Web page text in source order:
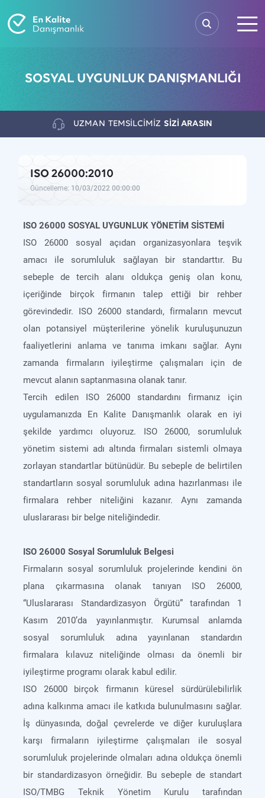
SOSYAL UYGUNLUK DANIŞMANLIĞI
UZMAN TEMSİLCİMİZ SİZİ ARASIN
ISO 26000:2010
Güncelleme: 10/03/2022 00:00:00
ISO 26000 SOSYAL UYGUNLUK YÖNETİM SİSTEMİ
ISO 26000 sosyal açıdan organizasyonlara teşvik
amacı ile sorumluluk sağlayan bir standarttır. Bu
sebeple de tercih alanı oldukça geniş olan konu,
içeriğinde birçok firmanın talep ettiği bir rehber
görevindedir. ISO 26000 standardı, firmaların mevcut
olan potansiyel müşterilerine yönelik kuruluşunuzun
faaliyetlerini anlama ve tanıma imkanı sağlar. Aynı
zamanda firmaların iyileştirme çalışmaları için de
mevcut alanın saptanmasına olanak tanır.
Tercih edilen ISO 26000 standardını firmanız için
uygulamanızda En Kalite Danışmanlık olarak en iyi
şekilde yardımcı oluyoruz. ISO 26000, sorumluluk
yönetim sistemi adı altında firmaları sistemli olmaya
zorlayan standartlar bütünüdür. Bu sebeple de belirtilen
standartların sosyal sorumluluk adına hazırlanması ile
firmalara rehber niteliğini kazanır. Aynı zamanda
uluslararası bir belge niteliğindedir.
ISO 26000 Sosyal Sorumluluk Belgesi
Firmaların sosyal sorumluluk projelerinde kendini ön
plana çıkarmasına olanak tanıyan ISO 26000,
“Uluslararası Standardizasyon Örgütü” tarafından 1
Kasım 2010’da yayınlanmıştır. Kurumsal anlamda
sosyal sorumluluk adına yayınlanan standardın
firmalara kılavuz niteliğinde olması da önemli bir
iyileştirme programı olarak kabul edilir.
ISO 26000 birçok firmanın küresel sürdürülebilirlik
adına kalkınma amacı ile katkıda bulunulmasını sağlar.
İş dünyasında, doğal çevrelerde ve diğer kuruluşlara
karşı firmaların iyileştirme çalışmaları ile sosyal
sorumluluk projelerinde olmaları adına oldukça önemli
bir standardizasyon örneğidir. Bu sebeple de standart
ISO/TMBG Teknik Yönetim Kurulu tarafından